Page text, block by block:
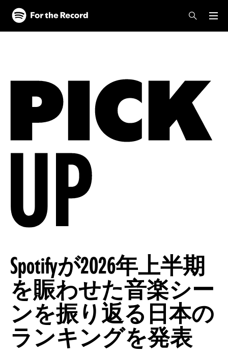
Spotifyが2026年上半期
を賑わせた音楽シー
ンを振り返る日本の
ランキングを発表
【インタビュー
載】ストリー
で出会うマス
ース 第4回：高
義